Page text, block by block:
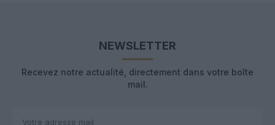
NEWSLETTER
Recevez notre actualité, directement dans votre boîte
mail.